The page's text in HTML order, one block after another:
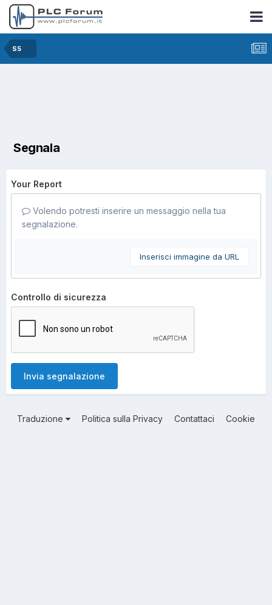
S5
Segnala
Your Report
Volendo potresti inserire un messaggio nella tua
segnalazione.
Inserisci immagine da URL
Controllo di sicurezza
Invia segnalazione
Traduzione Politica sulla Privacy Contattaci Cookie